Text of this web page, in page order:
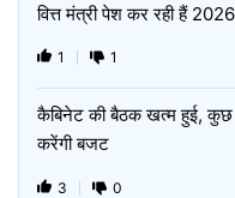
वित्त मंत्री पेश कर रही हैं
1 1
कैबिनेट की बैठक खत्म हुई, कुछ
करेंगी बजट
3 0